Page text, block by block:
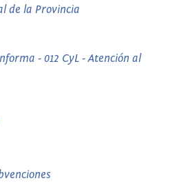
de la Provincia
- 012 CyL - Atención al